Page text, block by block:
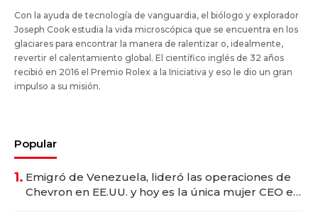
Con la ayuda de tecnología de vanguardia, el biólogo y explorador
Joseph Cook estudia la vida microscópica que se encuentra en los
glaciares para encontrar la manera de ralentizar o, idealmente,
revertir el calentamiento global. El científico inglés de 32 años
recibió en 2016 el Premio Rolex a la Iniciativa y eso le dio un gran
impulso a su misión.
Popular
1. Emigró de Venezuela, lideró las operaciones de
Chevron en EE.UU. y hoy es la única mujer CEO en